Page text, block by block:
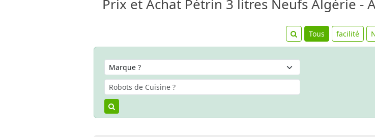
Prix et Achat Pétrin 3 litres Neufs Algérie -
Tous facilité